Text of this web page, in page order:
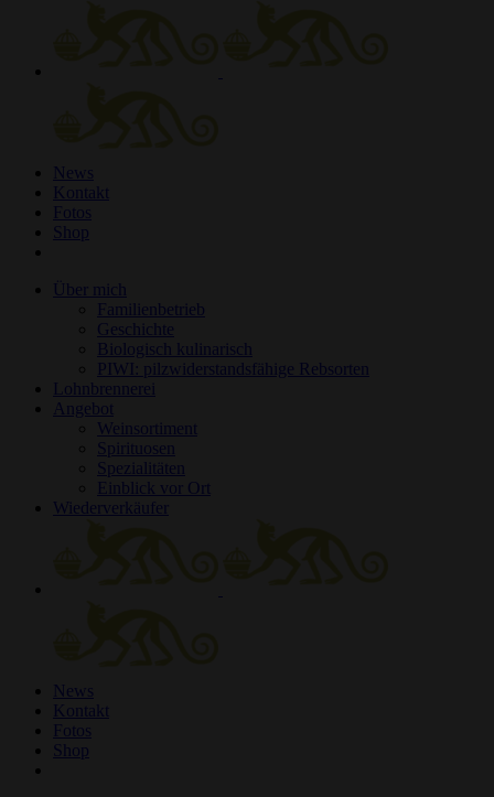
News
Kontakt
Fotos
Shop
Über mich
Familienbetrieb
Geschichte
Biologisch kulinarisch
PIWI: pilzwiderstandsfähige Rebsorten
Lohnbrennerei
Angebot
Weinsortiment
Spirituosen
Spezialitäten
Einblick vor Ort
Wiederverkäufer
News
Kontakt
Fotos
Shop